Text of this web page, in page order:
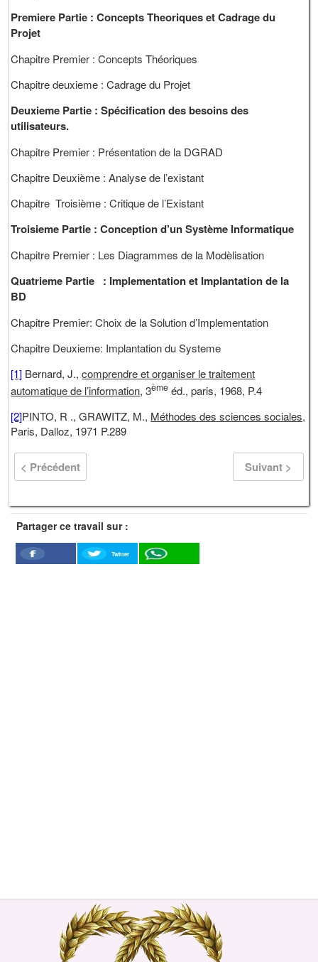
Premiere Partie : Concepts Theoriques et Cadrage du
Projet
Chapitre Premier : Concepts Théoriques
Chapitre deuxieme : Cadrage du Projet
Deuxieme Partie :Spécification des besoins des
utilisateurs.
Chapitre Premier : Présentation de la DGRAD
Chapitre Deuxième : Analyse de l’existant
Chapitre Troisième : Critique de l’Existant
Troisieme Partie : Conception d’un Système Informatique
Chapitre Premier : Les Diagrammes de la Modèlisation
Quatrieme Partie : Implementation et Implantation de la
BD
Chapitre Premier: Choix de la Solution d’Implementation
Chapitre Deuxieme: Implantation du Systeme
[1] Bernard, J.,comprendre et organiser le traitement
automatique de l’information, 3ème éd., paris, 1968, P.4
[2]PINTO, R ., GRAWITZ, M., Méthodes des sciences sociales,
Paris, Dalloz, 1971 P.289
< Précédent Suivant >
Partager ce travail sur :
Facebook
Twitter